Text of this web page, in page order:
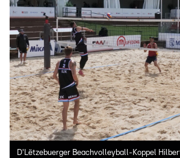
D'Lëtzebuerger Beachvolleyball-Koppel